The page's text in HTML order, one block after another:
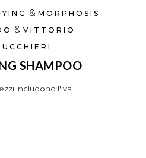
& MORPHOSIS
& VITTORIO
SHAMPOO
includono l'iva